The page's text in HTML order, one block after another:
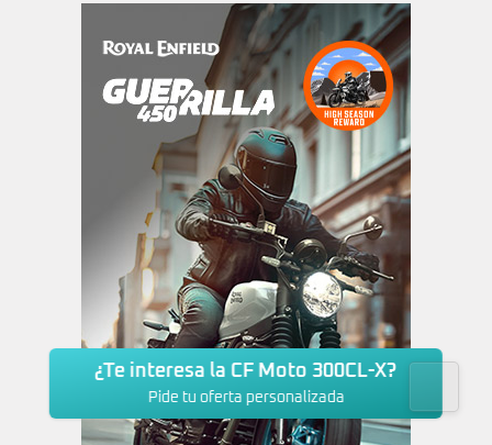
¿Te interesa la CF Moto 300CL-X?
Pide tu oferta personalizada